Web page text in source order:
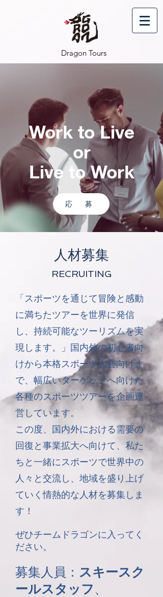
Dragon Tours
Work to Live
or
Live to Work
応 募
人材募集
RECRUITING
「スポーツを通じて冒険と感動
に満ちたツアーを世界に発信
し、持続可能なツーリズムを実
現します。」国内外の初心者向
けから本格スポーツ大会向けま
で、幅広いターゲットへ向けた
各種のスポーツツアーを企画運
営しています。
この度、国内外における需要の
回復と事業拡大へ向けて、私た
ちと一緒にスポーツで世界中の
人々と交流し、地域を盛り上げ
ていく情熱的な人材を募集しま
す！
ぜひチームドラゴンに入ってく
ださい。
募集人員： スキースク
ールスタッフ、